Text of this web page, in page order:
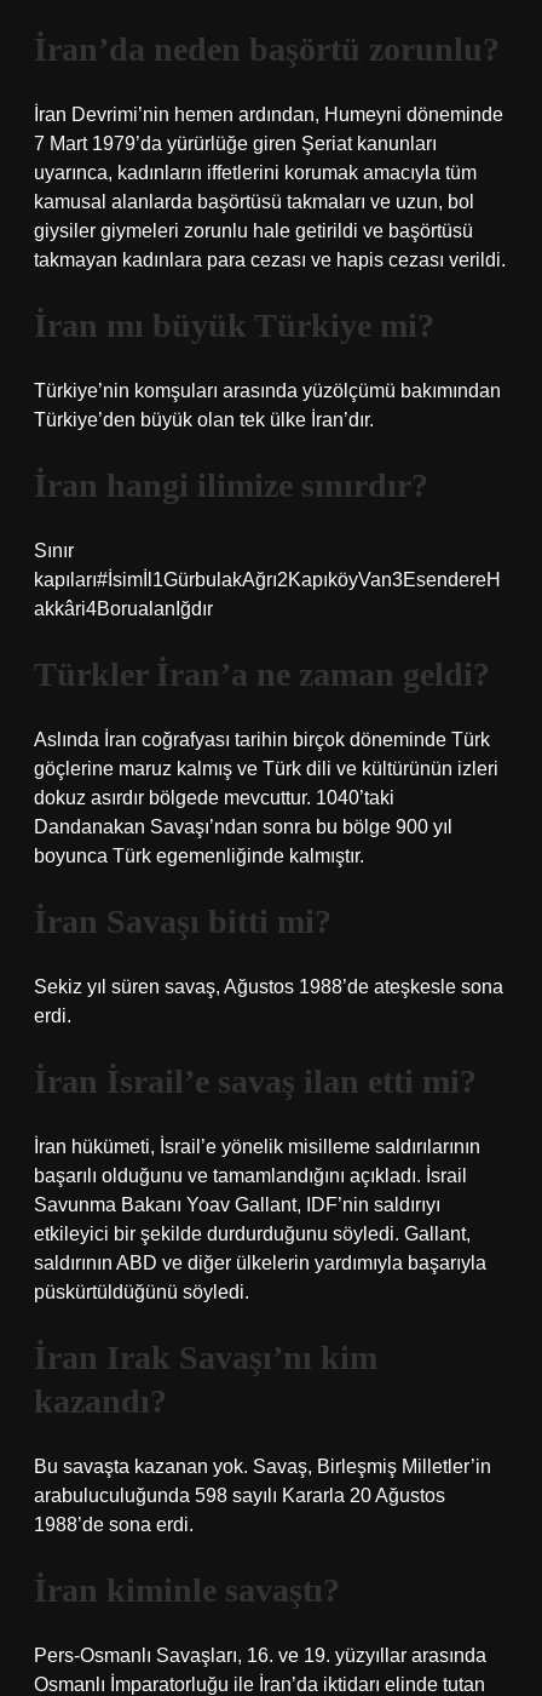
İran’da neden başörtü zorunlu?
İran Devrimi’nin hemen ardından, Humeyni döneminde
7 Mart 1979’da yürürlüğe giren Şeriat kanunları
uyarınca, kadınların iffetlerini korumak amacıyla tüm
kamusal alanlarda başörtüsü takmaları ve uzun, bol
giysiler giymeleri zorunlu hale getirildi ve başörtüsü
takmayan kadınlara para cezası ve hapis cezası verildi.
İran mı büyük Türkiye mi?
Türkiye’nin komşuları arasında yüzölçümü bakımından
Türkiye’den büyük olan tek ülke İran’dır.
İran hangi ilimize sınırdır?
Sınır
kapıları#İsimİl1GürbulakAğrı2KapıköyVan3EsendereH
akkâri4BorualanIğdır
Türkler İran’a ne zaman geldi?
Aslında İran coğrafyası tarihin birçok döneminde Türk
göçlerine maruz kalmış ve Türk dili ve kültürünün izleri
dokuz asırdır bölgede mevcuttur. 1040’taki
Dandanakan Savaşı’ndan sonra bu bölge 900 yıl
boyunca Türk egemenliğinde kalmıştır.
İran Savaşı bitti mi?
Sekiz yıl süren savaş, Ağustos 1988’de ateşkesle sona
erdi.
İran İsrail’e savaş ilan etti mi?
İran hükümeti, İsrail’e yönelik misilleme saldırılarının
başarılı olduğunu ve tamamlandığını açıkladı. İsrail
Savunma Bakanı Yoav Gallant, IDF’nin saldırıyı
etkileyici bir şekilde durdurduğunu söyledi. Gallant,
saldırının ABD ve diğer ülkelerin yardımıyla başarıyla
püskürtüldüğünü söyledi.
İran Irak Savaşı’nı kim
kazandı?
Bu savaşta kazanan yok. Savaş, Birleşmiş Milletler’in
arabuluculuğunda 598 sayılı Kararla 20 Ağustos
1988’de sona erdi.
İran kiminle savaştı?
Pers-Osmanlı Savaşları, 16. ve 19. yüzyıllar arasında
Osmanlı İmparatorluğu ile İran’da iktidarı elinde tutan